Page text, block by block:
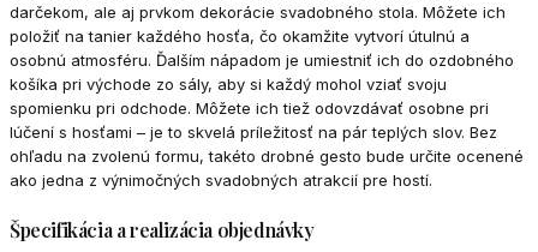
darčekom, ale aj prvkom dekorácie svadobného stola. Môžete ich
položiť na tanier každého hosťa, čo okamžite vytvorí útulnú a
osobnú atmosféru. Ďalším nápadom je umiestniť ich do ozdobného
košíka pri východe zo sály, aby si každý mohol vziať svoju
spomienku pri odchode. Môžete ich tiež odovzdávať osobne pri
lúčení s hosťami – je to skvelá príležitosť na pár teplých slov. Bez
ohľadu na zvolenú formu, takéto drobné gesto bude určite ocenené
ako jedna z výnimočných svadobných atrakcií pre hostí.
Špecifikácia a realizácia objednávky